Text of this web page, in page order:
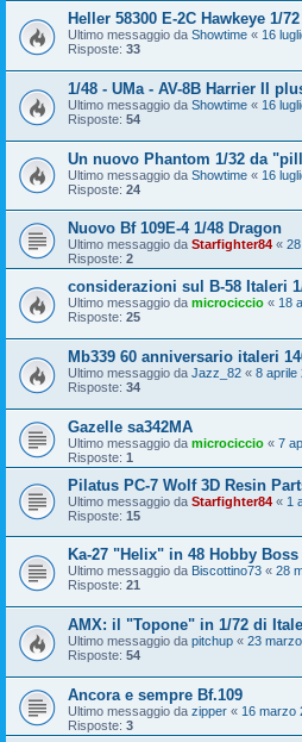
Heller 58300 E-2C Hawkeye 1/
Ultimo messaggio da Showtime « 16
Risposte: 33
1/48 - UMa - AV-8B Harrier II
Ultimo messaggio da Showtime « 16
Risposte: 54
Un nuovo Phantom 1/32 da
Ultimo messaggio da Showtime « 16
Risposte: 24
Nuovo Bf 109E-4 1/48 Dragon
Ultimo messaggio da Starfighter84 «
Risposte: 2
considerazioni sul B-58 Italeri
Ultimo messaggio da microciccio « 18
Risposte: 25
Mb339 60 anniversario italeri
Ultimo messaggio da Jazz_82 « 8 aprile
Risposte: 34
Gazelle sa342MA
Ultimo messaggio da microciccio « 7
Risposte: 1
Pilatus PC-7 Wolf 3D Resin
Ultimo messaggio da Starfighter84 « 1
Risposte: 15
Ka-27 "Helix" in 48 Hobby Boss
Ultimo messaggio da Biscottino73 « 28
Risposte: 21
AMX: il "Topone" in 1/72 di
Ultimo messaggio da pitchup « 23
Risposte: 54
Ancora e sempre Bf.109
Ultimo messaggio da zipper « 16 marzo
Risposte: 3